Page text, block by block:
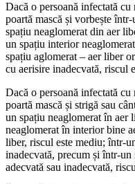
Dacă o persoană infectată
poartă mască și vorbește
spațiu neaglomerat din aer
un spațiu interior
spațiu aglomerat – aer liber
cu aerisire inadecvată, riscul
Dacă o persoană infectată
poartă mască și strigă sau
un spațiu neaglomerat în aer
neaglomerat în interior bine
liber, riscul este mediu; într-
inadecvată, precum și într-
adecvată sau inadecvată,